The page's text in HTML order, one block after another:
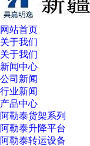
网站首页
关于我们
关于我们
新闻中心
公司新闻
行业新闻
产品中心
阿勒泰货架系列
阿勒泰升降平台
阿勒泰转运设备